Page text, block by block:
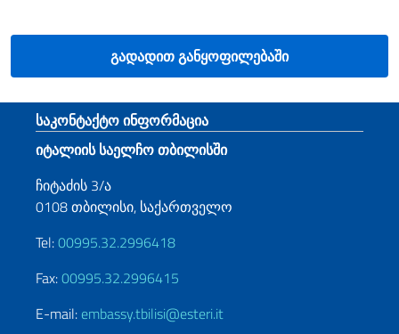
გადადით განყოფილებაში
Footer section
საკონტაქტო ინფორმაცია
იტალიის საელჩო თბილისში
ჩიტაძის 3/ა
0108 თბილისი, საქართველო
Tel:00995.32.2996418
Fax:00995.32.2996415
E-mail: embassy.tbilisi@esteri.it